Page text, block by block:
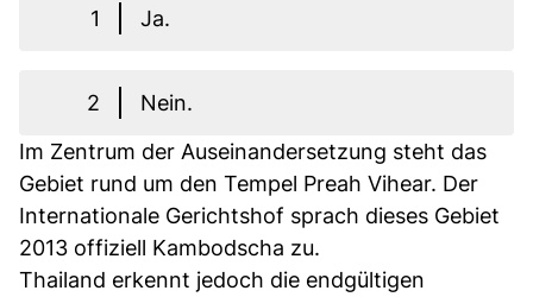
1 Ja.
2
Nein.
Im Zentrum der Auseinandersetzung steht das
Gebiet rund um den Tempel Preah Vihear. Der
Internationale Gerichtshof sprach dieses Gebiet
2013 offiziell Kambodscha zu.
Thailand erkennt jedoch die endgültigen